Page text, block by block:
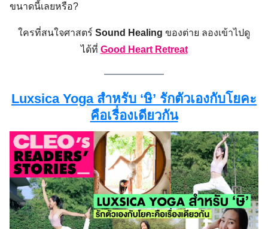
ขนาดนี้เลยหรือ?
ใครที่สนใจศาสตร์ Sound Healing ของต่าย ลองเข้าไปดู
ได้ที่ Good Heart Retreat
Luxsica Yoga สำหรับ ‘ษิ’ รักตัวเองกับโยคะ
คือเรื่องเดียวกัน